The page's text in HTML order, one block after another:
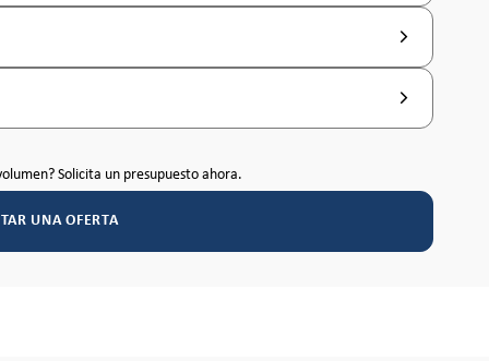
Solicita un presupuesto ahora.
UNA OFERTA